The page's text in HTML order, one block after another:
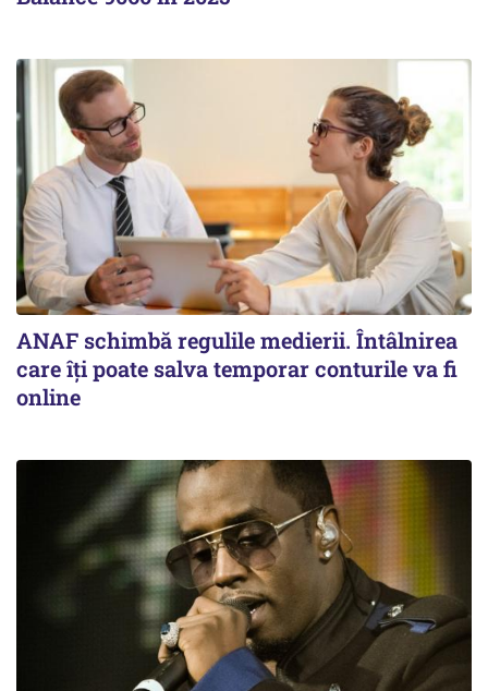
ANAF schimbă regulile medierii. Întâlnirea
care îți poate salva temporar conturile va fi
online